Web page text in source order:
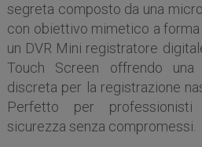
segreta composto da una
con obiettivo mimetico a
un DVR Mini registratore
Touch Screen offrendo
discreta per la registrazione
Perfetto per
sicurezza senza compromessi.